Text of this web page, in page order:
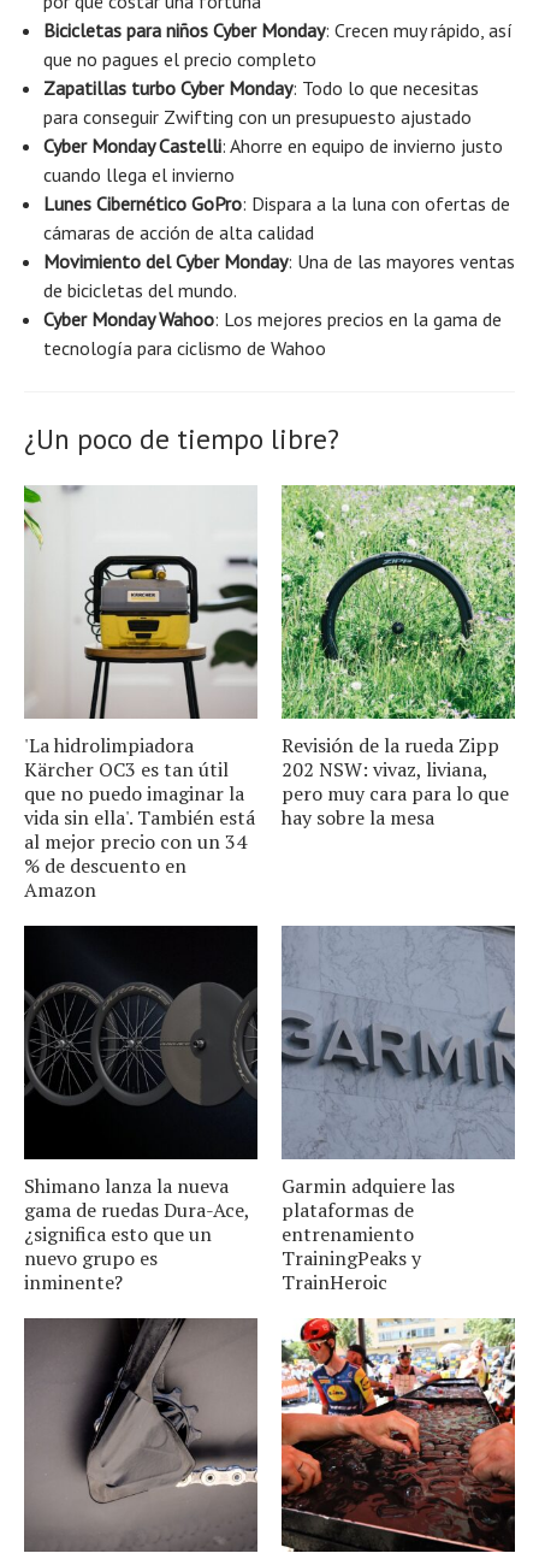
Bicicletas para niños Cyber ​​Monday: Crecen muy rápido, así
que no pagues el precio completo
Zapatillas turbo Cyber ​​Monday: Todo lo que necesitas
para conseguir Zwifting con un presupuesto ajustado
Cyber ​​Monday Castelli: Ahorre en equipo de invierno justo
cuando llega el invierno
Lunes Cibernético GoPro: Dispara a la luna con ofertas de
cámaras de acción de alta calidad
Movimiento del Cyber ​​Monday: Una de las mayores ventas
de bicicletas del mundo.
Cyber ​​Monday Wahoo: Los mejores precios en la gama de
tecnología para ciclismo de Wahoo
¿Un poco de tiempo libre?
'La hidrolimpiadora
Kärcher OC3 es tan útil
que no puedo imaginar la
vida sin ella'. También está
al mejor precio con un 34
% de descuento en
Amazon
Revisión de la rueda Zipp
202 NSW: vivaz, liviana,
pero muy cara para lo que
hay sobre la mesa
Shimano lanza la nueva
gama de ruedas Dura-Ace,
¿significa esto que un
nuevo grupo es
inminente?
Garmin adquiere las
plataformas de
entrenamiento
TrainingPeaks y
TrainHeroic